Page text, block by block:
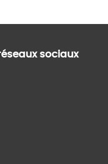
sociaux